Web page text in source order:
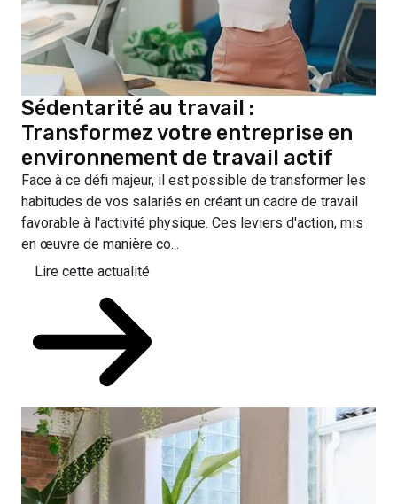
Sédentarité au travail :
Transformez votre entreprise en
environnement de travail actif
Face à ce défi majeur, il est possible de transformer les
habitudes de vos salariés en créant un cadre de travail
favorable à l'activité physique. Ces leviers d'action, mis
en œuvre de manière co...
Lire cette actualité